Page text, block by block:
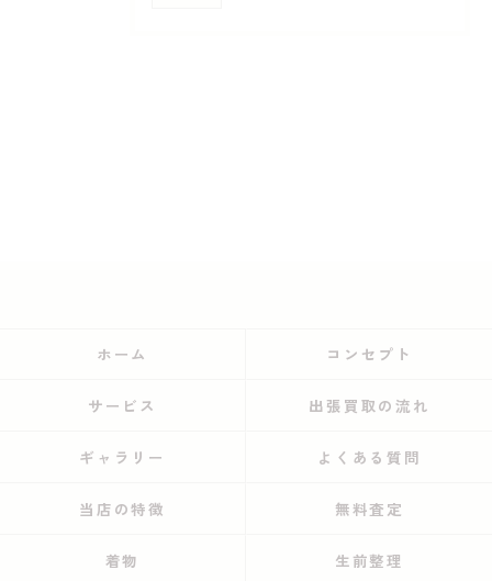
ホーム コンセプト
サービス 出張買取の流れ
ギャラリー よくある質問
当店の特徴 無料査定
着物 生前整理